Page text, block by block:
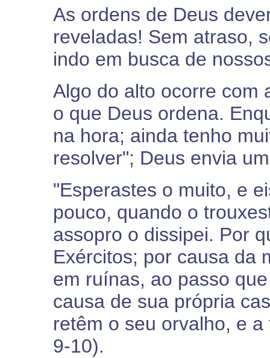
As ordens de Deus
reveladas! Sem atraso,
indo em busca de
Algo do alto ocorre com
o que Deus ordena.
na hora; ainda tenho
resolver"; Deus envia
"Esperastes o muito, e
pouco, quando o
assopro o dissipei. Por
Exércitos; por causa da
em ruínas, ao passo
causa de sua própria
retêm o seu orvalho, e
9-10).